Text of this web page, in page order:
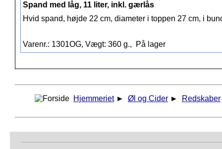
Spand med låg, 11 liter, inkl. gærlås
Hvid spand, højde 22 cm, diameter i toppen 27 cm, i
Varenr.: 1301OG, Vægt: 360 g., På lager
Hjemmeriet ► Øl og Cider ► Redskaber